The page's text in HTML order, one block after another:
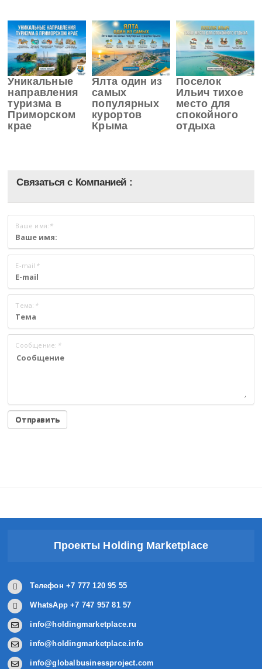
Уникальные
направления
туризма в
Приморском
крае
Ялта один из
самых
популярных
курортов
Крыма
Поселок
Ильич тихое
место для
спокойного
отдыха
Связаться с Компанией :
Ваше имя: *
E-mail *
Тема: *
Сообщение: *
Проекты Holding Marketplace
Телефон +7 777 120 95 55
WhatsApp +7 747 957 81 57
info@holdingmarketplace.ru
info@holdingmarketplace.info
info@globalbusinessproject.com